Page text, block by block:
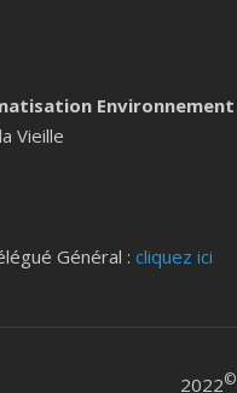
Environnement
Vieille
Général : cliquez ici
2022©